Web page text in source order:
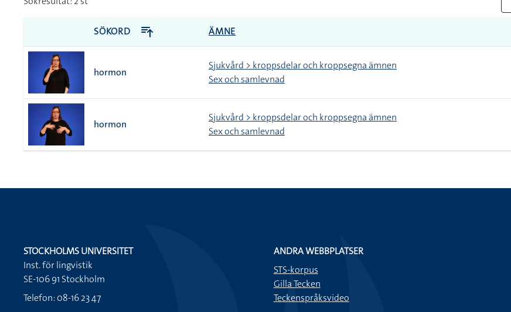
SÖKORD ÄMNE
hormon
Sjukvård > kroppsdelar och kroppsegna ämnen
Sex och samlevnad
hormon
Sjukvård > kroppsdelar och kroppsegna ämnen
Sex och samlevnad
STOCKHOLMS UNIVERSITET
Inst. för lingvistik
SE-106 91 Stockholm
Telefon: 08-16 23 47
ANDRA WEBBPLATSER
STS-korpus
Gilla Tecken
Teckenspråksvideo